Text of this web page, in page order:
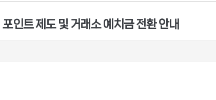
인트 제도 및 거래소 예치금 전환 안내